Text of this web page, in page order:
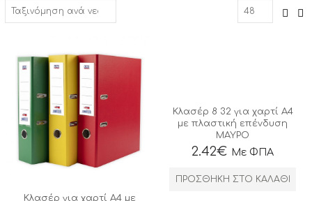
Κλασέρ για χαρτί Α4 με
Κλασέρ 8 32 για χαρτί Α4
με πλαστική επένδυση
ΜΑΥΡΟ
2.42€ Με ΦΠΑ
ΠΡΟΣΘΉΚΗ ΣΤΟ ΚΑΛΆΘΙ